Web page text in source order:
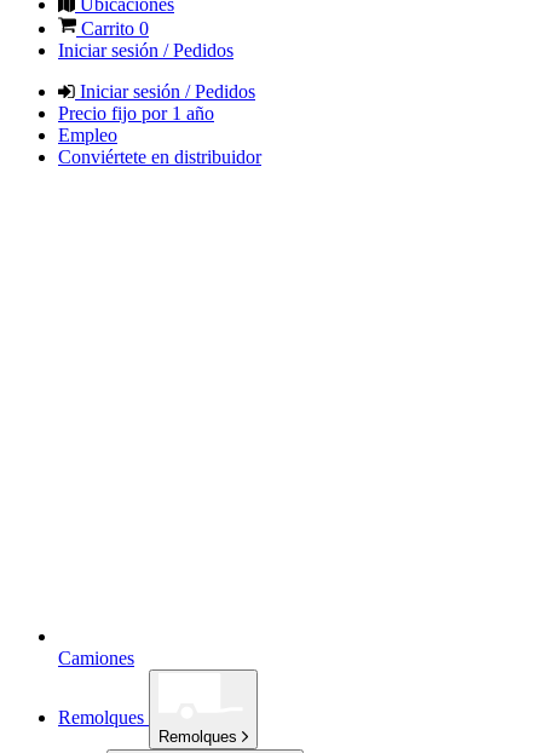
Ubicaciones
Carrito 0
Iniciar sesión / Pedidos
Iniciar sesión / Pedidos
Precio fijo por 1 año
Empleo
Conviértete en distribuidor
Camiones
Remolques
Remolques